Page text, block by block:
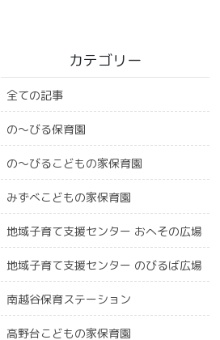
カテゴリー
全ての記事
の〜びる保育園
の〜びるこどもの家保育園
みずべこどもの家保育園
地域子育て支援センター おへその広場
地域子育て支援センター のびるば広場
南越谷保育ステーション
高野台こどもの家保育園